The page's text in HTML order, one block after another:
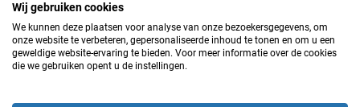
NEEM IN GEVAL VAN NOOD CONTACT OP MET : 112
Wij gebruiken cookies
We kunnen deze plaatsen voor analyse van onze bezoekersgegevens, om
onze website te verbeteren, gepersonaliseerde inhoud te tonen en om u een
geweldige website-ervaring te bieden. Voor meer informatie over de cookies
die we gebruiken opent u de instellingen.